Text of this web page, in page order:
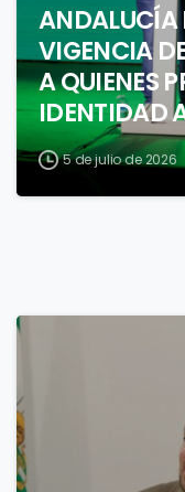
ANDALUCÍA
VIGENCIA
A QUIENES
IDENTIDAD
5 de julio de 2026